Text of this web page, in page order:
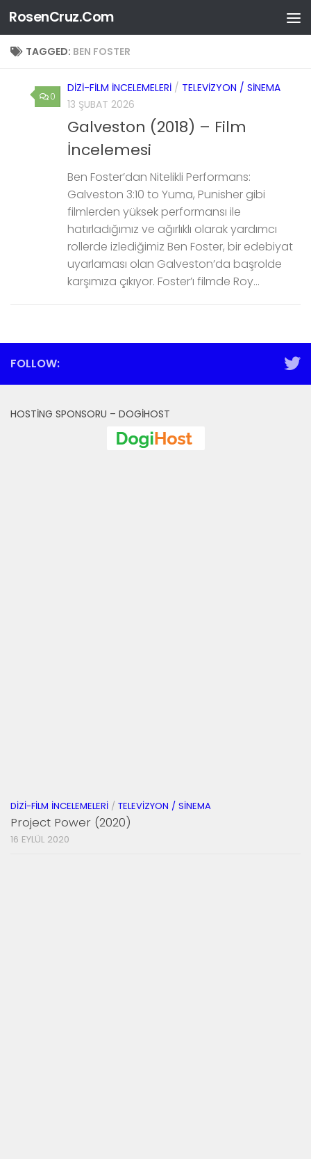
Skip to content
RosenCruz.Com
TAGGED: BEN FOSTER
0
DIZI-FILM İNCELEMELERI / TELEVIZYON / SINEMA
13 ŞUBAT 2026
Galveston (2018) – Film
İncelemesi
Ben Foster’dan Nitelikli Performans:
Galveston 3:10 to Yuma, Punisher gibi
filmlerden yüksek performansı ile
hatırladığımız ve ağırlıklı olarak yardımcı
rollerde izlediğimiz Ben Foster, bir edebiyat
uyarlaması olan Galveston’da başrolde
karşımıza çıkıyor. Foster’ı filmde Roy...
FOLLOW:
HOSTING SPONSORU – DOGIHOST
DIZI-FILM İNCELEMELERI / TELEVIZYON / SINEMA
Project Power (2020)
16 EYLÜL 2020